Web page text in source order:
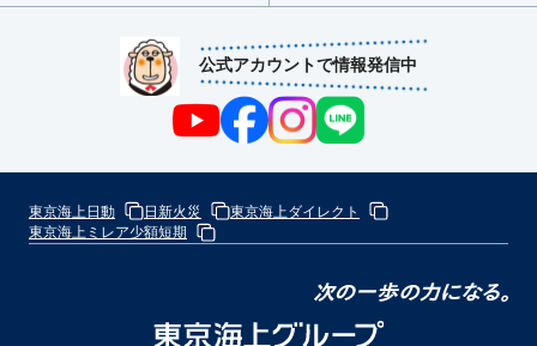
公式アカウントで情報発信中
東京海上日動 日新火災
東京海上ダイレクト
東京海上ミレア少額短期